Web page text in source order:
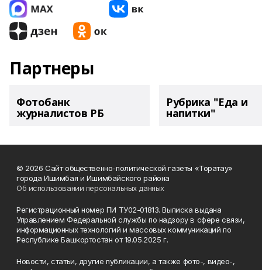
Партнеры
Фотобанк
журналистов РБ
Рубрика "Еда и
напитки"
© 2026 Сайт общественно-политической газеты «Торатау»
города Ишимбая и Ишимбайского района
Об использовании персональных данных
Регистрационный номер ПИ ТУ02-01813. Выписка выдана
Управлением Федеральной службы по надзору в сфере связи,
информационных технологий и массовых коммуникаций по
Республике Башкортостан от 19.05.2025 г.
Новости, статьи, другие публикации, а также фото-, видео-,